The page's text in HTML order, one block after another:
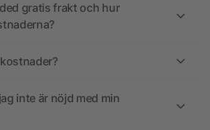
gratis frakt och hur
inte är nöjd med min